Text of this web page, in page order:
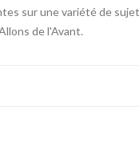
sur une variété de
de l'Avant.